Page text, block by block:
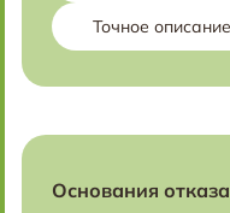
Точное
Основания